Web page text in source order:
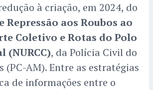
à criação, em 2024, do
Repressão aos Roubos ao
Coletivo e Rotas do Polo
(NURCC), da Polícia Civil do
(PC-AM). Entre as estratégias
de informações entre o